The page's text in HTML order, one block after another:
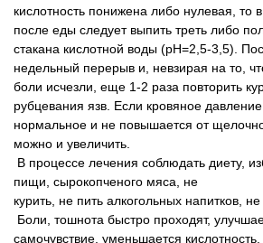
кислотность понижена либо нулевая, то
после еды следует выпить треть либо
стакана кислотной воды (pH=2,5-3,5).
недельный перерыв и, невзирая на то,
боли исчезли, еще 1-2 раза повторить
рубцевания язв. Если кровяное давление
нормальное и не повышается от
можно и увеличить.
В процессе лечения соблюдать диету,
пищи, сырокопченого мяса, не
курить, не пить алкогольных напитков, не
Боли, тошнота быстро проходят,
самочувствие, уменьшается кислотность.